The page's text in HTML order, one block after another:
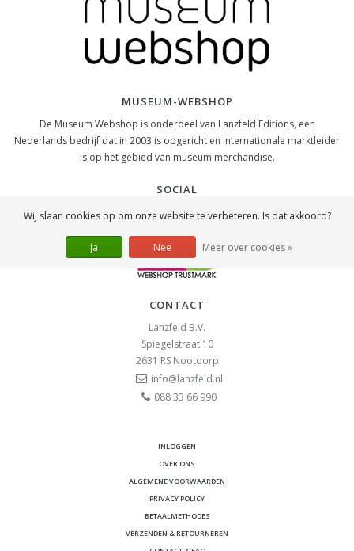
MUSEUM-WEBSHOP
De Museum Webshop is onderdeel van Lanzfeld Editions, een
Nederlands bedrijf dat in 2003 is opgericht en internationale marktleider
is op het gebied van museum merchandise.
SOCIAL
CONTACT
Lanzfeld B.V.
Spiegelstraat 10
2631 RS Nootdorp
info@lanzfeld.nl
088 33 66 990
INLOGGEN
OVER ONS
ALGEMENE VOORWAARDEN
PRIVACY POLICY
BETAALMETHODES
VERZENDEN & RETOURNEREN
Wij slaan cookies op om onze website te verbeteren. Is dat akkoord?
Ja Nee Meer over cookies »